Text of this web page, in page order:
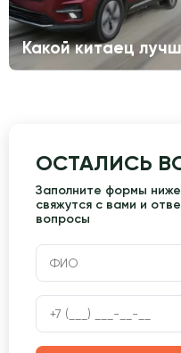
Какой китаец
ОСТАЛИСЬ
Заполните формы
свяжутся с вами и
вопросы